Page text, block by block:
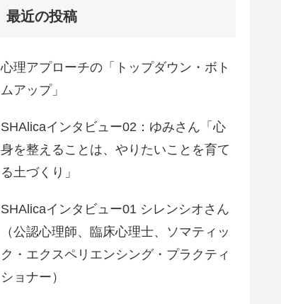
最近の投稿
心理アプローチの「トップダウン・ボト
ムアップ」
SHAlicaインタビュー02：ゆみさん「心
身を整えることは、やりたいことを育て
る土づくり」
SHAlicaインタビュー01 シレンシオさん
（公認心理師、臨床心理士、ソマティッ
ク・エクスペリエンシング・プラクティ
ショナー）